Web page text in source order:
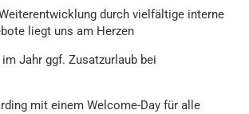
durch vielfältige interne
liegt uns am Herzen
Jahr ggf. Zusatzurlaub bei
mit einem Welcome-Day für alle